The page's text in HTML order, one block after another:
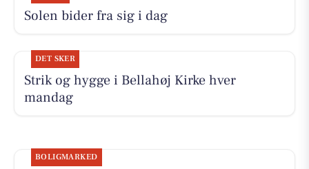
Solen bider fra sig i dag
DET SKER
Strik og hygge i Bellahøj Kirke hver
mandag
BOLIGMARKED